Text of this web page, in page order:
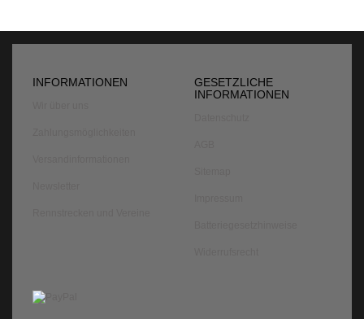
INFORMATIONEN
GESETZLICHE
INFORMATIONEN